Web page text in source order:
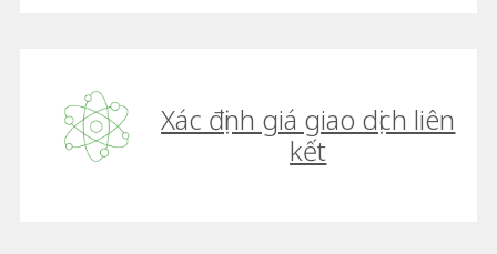
Xác định giá giao dịch liên
kết